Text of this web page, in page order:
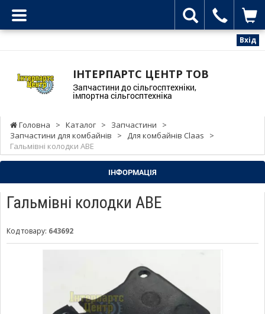
Вхід
ІНТЕРПАРТС ЦЕНТР ТОВ
Запчастини до сільгосптехніки,
імпортна сільгосптехніка
Головна > Каталог > Запчастини
>
Запчастини для комбайнів
> Для комбайнів Claas
>
Гальмівні колодки ABE
ІНФОРМАЦІЯ
Гальмівні колодки ABE
Код товару: 643692